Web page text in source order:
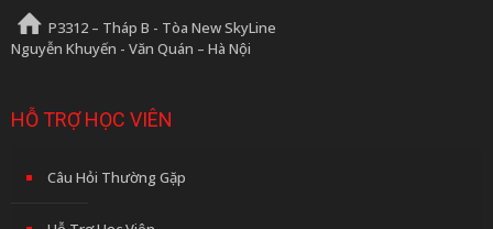
P3312 – Tháp B - Tòa New SkyLine
Nguyễn Khuyến - Văn Quán – Hà Nội
HỖ TRỢ HỌC VIÊN
Câu Hỏi Thường Gặp